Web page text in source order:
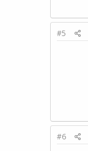
#5
#6